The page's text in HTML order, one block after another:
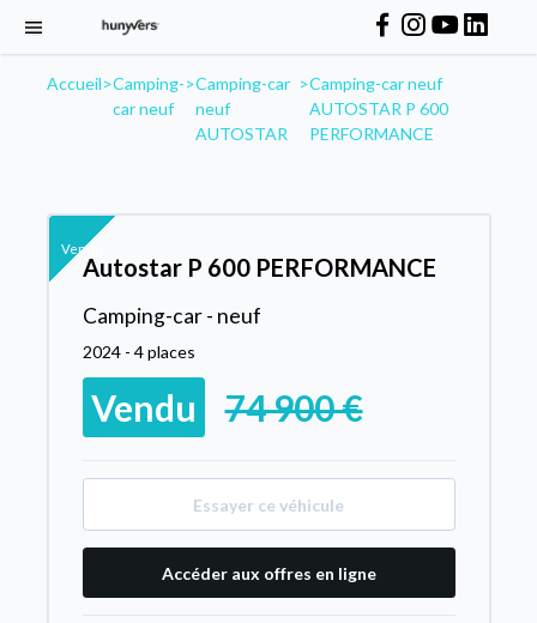
Accueil>Camping-
car neuf
>Camping-car
neuf
AUTOSTAR
>Camping-car neuf
AUTOSTAR P 600
PERFORMANCE
Vendu
Autostar P 600 PERFORMANCE
Camping-car - neuf
2024 - 4 places
Vendu 74 900 €
Essayer ce véhicule
Accéder aux offres en ligne